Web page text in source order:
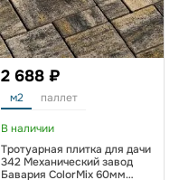
2 688 ₽
м2 паллет
В наличии
Тротуарная плитка для дачи
342 Механический завод
Бавария ColorMix 60мм